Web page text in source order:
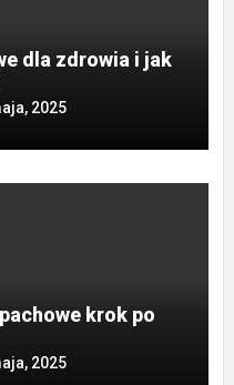
dla zdrowia i jak
2025
krok po
2025